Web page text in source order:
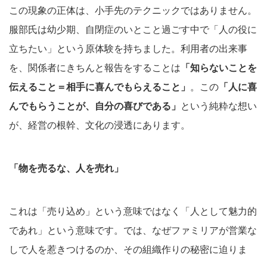
この現象の正体は、小手先のテクニックではありません。
服部氏は幼少期、自閉症のいとこと過ごす中で「人の役に
立ちたい」という原体験を持ちました。利用者の出来事
を、関係者にきちんと報告をすることは 「知らないことを
伝えること＝相手に喜んでもらえること」 。この 「人に喜
んでもらうことが、自分の喜びである」 という純粋な想い
が、経営の根幹、文化の浸透にあります。
「物を売るな、人を売れ」
これは「売り込め」という意味ではなく「人として魅力的
であれ」という意味です。では、なぜファミリアが営業な
しで人を惹きつけるのか、その組織作りの秘密に迫りま